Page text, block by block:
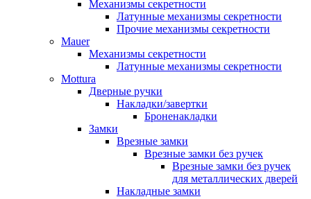
Механизмы секретности
Латунные механизмы секретности
Прочие механизмы секретности
Mauer
Механизмы секретности
Латунные механизмы секретности
Mottura
Дверные ручки
Накладки/завертки
Броненакладки
Замки
Врезные замки
Врезные замки без ручек
Врезные замки без ручек
для металлических дверей
Накладные замки